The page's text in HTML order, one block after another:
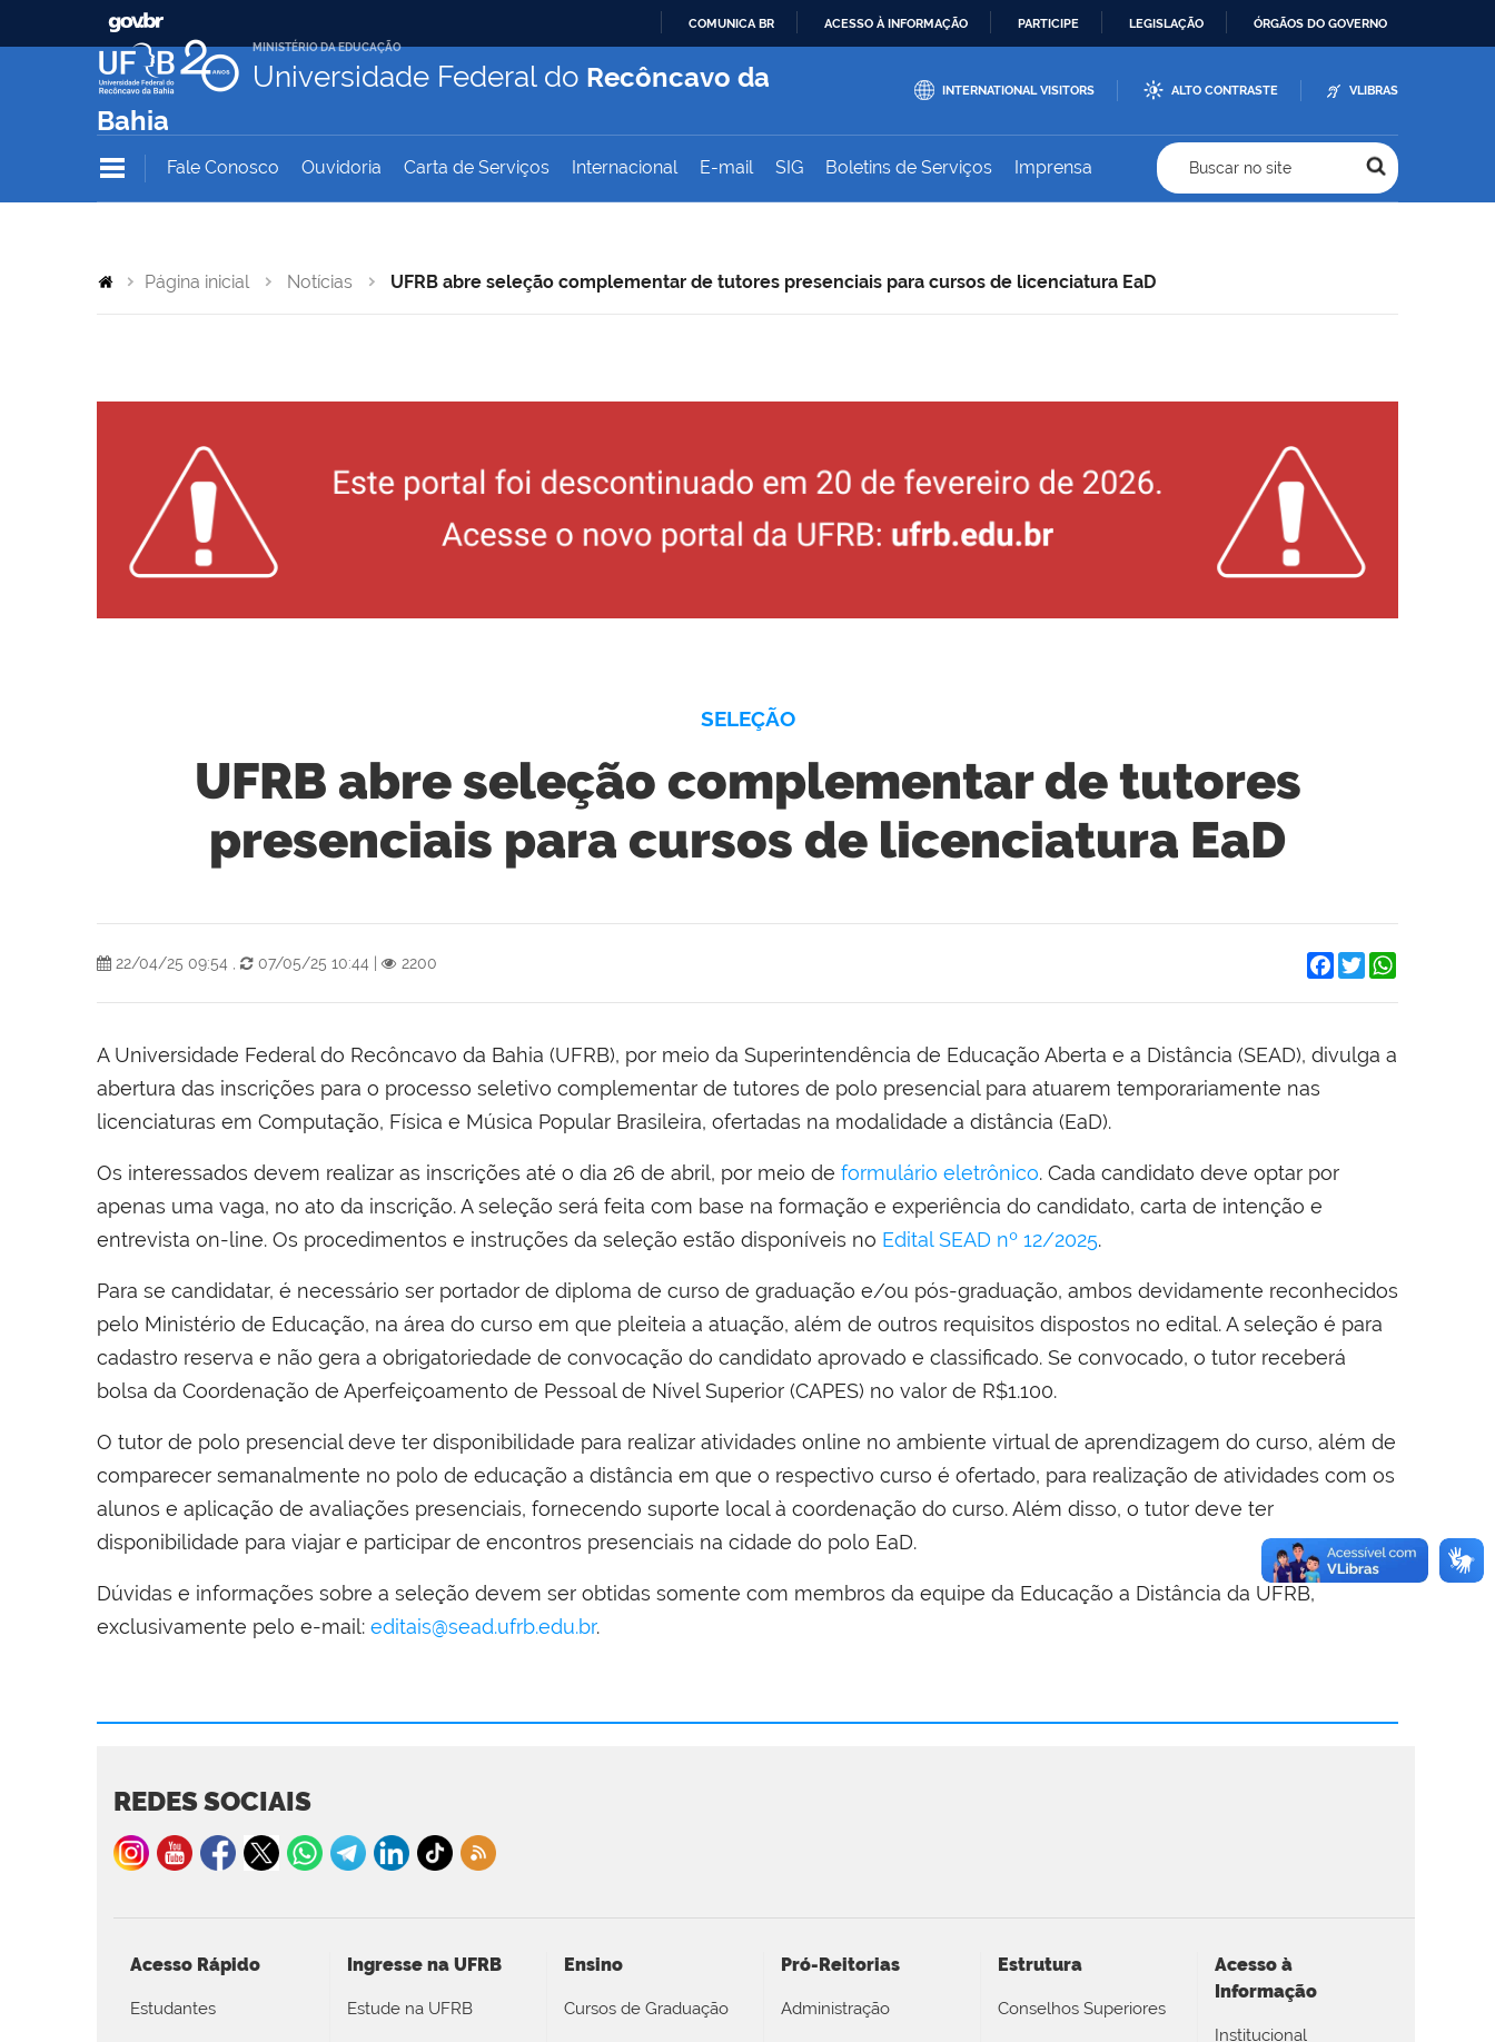
PARA
CONTEÚDO
COMUNICA BR ACESSO À INFORMAÇÃO PARTICIPE LEGISLAÇÃO ÓRGÃOS DO GOVERNO
MINISTÉRIO DA EDUCAÇÃO
Universidade Federal do Recôncavo da
Bahia
INTERNATIONAL VISITORS ALTO CONTRASTE VLIBRAS
Fale Conosco Ouvidoria Carta de Serviços Internacional E-mail SIG Boletins de Serviços Imprensa Buscar no site
Página inicial Notícias UFRB abre seleção complementar de tutores presenciais para cursos de licenciatura EaD
SELEÇÃO
UFRB abre seleção complementar de tutores
presenciais para cursos de licenciatura EaD
22/04/25 09:54 07/05/25 10:44 | 2200 Facebook
Twitter
A Universidade Federal do Recôncavo da Bahia (UFRB), por meio da Superintendência de Educação Aberta e a Distância (SEAD), divulga a
abertura das inscrições para o processo seletivo complementar de tutores de polo presencial para atuarem temporariamente nas
licenciaturas em Computação, Física e Música Popular Brasileira, ofertadas na modalidade a distância (EaD).
Os interessados devem realizar as inscrições até o dia 26 de abril, por meio de formulário eletrônico. Cada candidato deve optar por
apenas uma vaga, no ato da inscrição. A seleção será feita com base na formação e experiência do candidato, carta de intenção e
entrevista on-line. Os procedimentos e instruções da seleção estão disponíveis no Edital SEAD nº 12/2025.
Para se candidatar, é necessário ser portador de diploma de curso de graduação e/ou pós-graduação, ambos devidamente reconhecidos
pelo Ministério de Educação, na área do curso em que pleiteia a atuação, além de outros requisitos dispostos no edital. A seleção é para
cadastro reserva e não gera a obrigatoriedade de convocação do candidato aprovado e classificado. Se convocado, o tutor receberá
bolsa da Coordenação de Aperfeiçoamento de Pessoal de Nível Superior (CAPES) no valor de R$1.100.
O tutor de polo presencial deve ter disponibilidade para realizar atividades online no ambiente virtual de aprendizagem do curso, além de
comparecer semanalmente no polo de educação a distância em que o respectivo curso é ofertado, para realização de atividades com os
alunos e aplicação de avaliações presenciais, fornecendo suporte local à coordenação do curso. Além disso, o tutor deve ter
disponibilidade para viajar e participar de encontros presenciais na cidade do polo EaD.
Dúvidas e informações sobre a seleção devem ser obtidas somente com membros da equipe da Educação a Distância da UFRB,
exclusivamente pelo e-mail: editais@sead.ufrb.edu.br.
REDES SOCIAIS
Acesso Rápido
Estudantes
Ingresse na UFRB
Estude na UFRB
Ensino
Cursos de Graduação
Pró-Reitorias
Administração
Estrutura
Conselhos Superiores
Acesso à
Informação
Institucional